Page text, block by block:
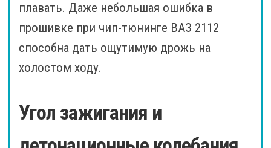
плавать. Даже небольшая ошибка в
прошивке при чип-тюнинге ВАЗ 2112
способна дать ощутимую дрожь на
холостом ходу.
Угол зажигания и